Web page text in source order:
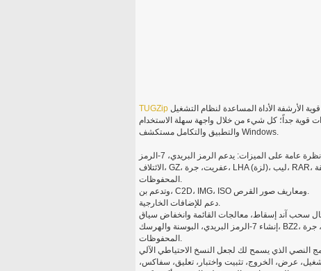
TUGZipهو مجانية الحائز على جائزة قوية الأرشفة الأداة المساعدة لنظام التشغيل Windows ® الذي يوفر الدعم لمجموعة
جداً؛ كل شيء من خلال واجهة سهلة الاستخدام
والتطبيق والتكامل مستكشف Windows.
نظرة عامة على الميزات: يدعم الرمز البريدي، 7-الرمز، A، وايس، قوس، أرج، البوسنة والهرسك، BZ2، CAB، CPIO، ديب،
الائتلاف، GZ، عفريت، جرة، LHA (لزة)، ليب، RAR، لفة في الدقيقة، SQX، القطران، تغز، TBZ، طاز، YZ1 وحديقة حيوان
المحفوظات.
وتدعم بن، C2D، IMG، ISO ومعاريف صور القرص.
دعم للإضافات الخارجية.
إنشاء 7-الرمز البريدي، البوسنة والهرسك، BZ2، كاب، جرة، LHA (لزة)، SQX، القطران وتغز، YZ1 والرمز البريدي
المحفوظات.
عرض، الخروج، تثبيت واختبار، تعليق، سفاكس،